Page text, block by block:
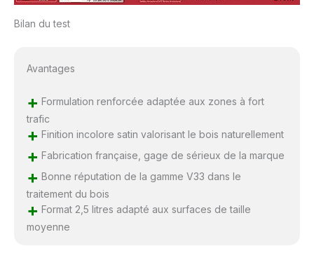
Bilan du test
Avantages
+ Formulation renforcée adaptée aux zones à fort
trafic
+ Finition incolore satin valorisant le bois naturellement
+ Fabrication française, gage de sérieux de la marque
+ Bonne réputation de la gamme V33 dans le
traitement du bois
+ Format 2,5 litres adapté aux surfaces de taille
moyenne